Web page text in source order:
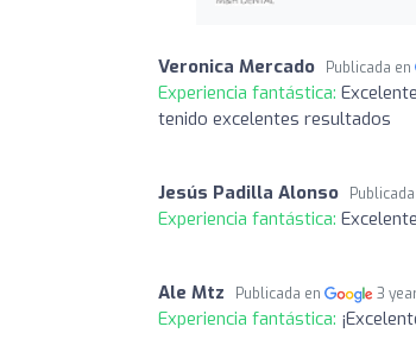
Veronica Mercado Publicada en
Experiencia fantástica:
tenido excelentes resultados
Jesús Padilla Alonso
Experiencia fantástica:
Ale Mtz Publicada en 3
Experiencia fantástica: